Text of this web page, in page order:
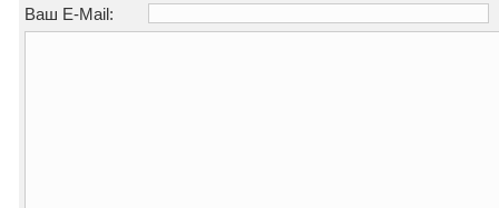
Ваш E-Mail: